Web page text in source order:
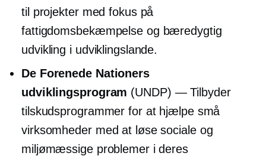
til projekter med fokus på
fattigdomsbekæmpelse og bæredygtig
udvikling i udviklingslande.
De Forenede Nationers
udviklingsprogram (UNDP) — Tilbyder
tilskudsprogrammer for at hjælpe små
virksomheder med at løse sociale og
miljømæssige problemer i deres